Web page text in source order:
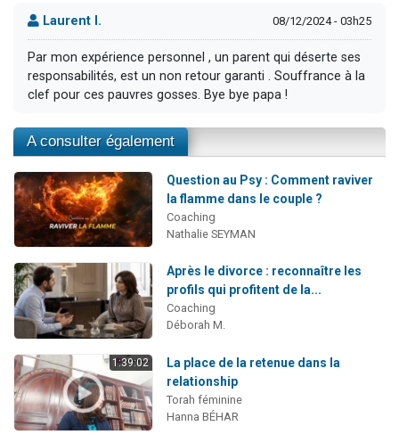
Laurent I. 08/12/2024 - 03h25
Par mon expérience personnel , un parent qui déserte ses
responsabilités, est un non retour garanti . Souffrance à la
clef pour ces pauvres gosses. Bye bye papa !
A consulter également
Question au Psy : Comment raviver
la flamme dans le couple ?
Coaching
Nathalie SEYMAN
Après le divorce : reconnaître les
profils qui profitent de la...
Coaching
Déborah M.
1:39:02
La place de la retenue dans la
relationship
Torah féminine
Hanna BÉHAR